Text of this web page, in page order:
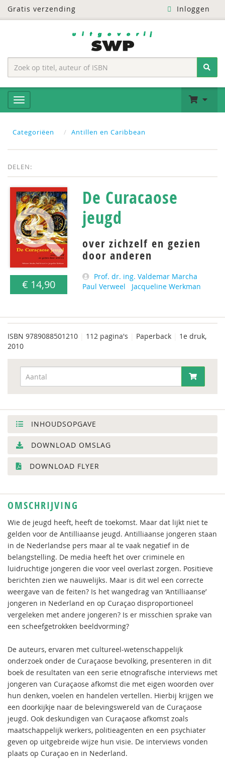
Gratis verzending Inloggen
Categoriëen Antillen en Caribbean
DELEN:
€ 14,90
De Curacaose
jeugd
over zichzelf en gezien
door anderen
Prof. dr. ing. Valdemar Marcha
Paul Verweel
Jacqueline Werkman
ISBN 9789088501210 112 pagina's Paperback
1e druk,
2010
INHOUDSOPGAVE
DOWNLOAD OMSLAG
DOWNLOAD FLYER
OMSCHRIJVING
Wie de jeugd heeft, heeft de toekomst. Maar dat lijkt niet te
gelden voor de Antilliaanse jeugd. Antilliaanse jongeren staan
in de Nederlandse pers maar al te vaak negatief in de
belangstelling. De media heeft het over criminele en
luidruchtige jongeren die voor veel overlast zorgen. Positieve
berichten zien we nauwelijks. Maar is dit wel een correcte
weergave van de feiten? Is het wangedrag van ‘Antilliaanse’
jongeren in Nederland en op Curaçao disproportioneel
vergeleken met andere jongeren? Is er misschien sprake van
een scheefgetrokken beeldvorming?
De auteurs, ervaren met cultureel-wetenschappelijk
onderzoek onder de Curaçaose bevolking, presenteren in dit
boek de resultaten van een serie etnografische interviews met
jongeren van Curaçaose afkomst die met eigen woorden over
hun denken, voelen en handelen vertellen. Hierbij krijgen we
een doorkijkje naar de belevingswereld van de Curaçaose
jeugd. Ook deskundigen van Curaçaose afkomst zoals
maatschappelijk werkers, politieagenten en een psychiater
geven op uitgebreide wijze hun visie. De interviews vonden
plaats op Curaçao en in Nederland.